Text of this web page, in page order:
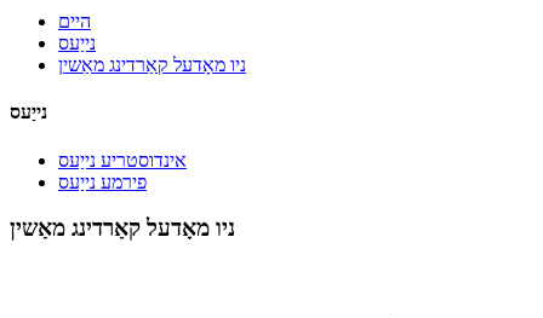
היים
נייַעס
ניו מאָדעל קאַרדינג מאַשין
נייַעס
אינדוסטריע נייַעס
פירמע נייַעס
ניו מאָדעל קאַרדינג מאַשין